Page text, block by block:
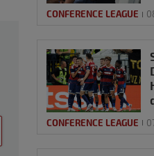
CONFERENCE LEAGUE
CONFERENCE LEAGUE